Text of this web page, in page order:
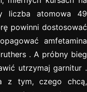
liczba atomowa 49
powinni dostosować
amfetamina
. A próbny bieg
utrzymaj garnitur .
z tym, czego chcą,